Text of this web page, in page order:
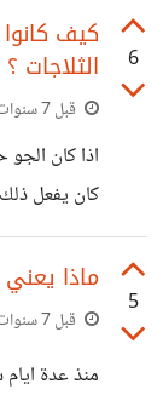
برمجة
فقط ؟ و هل
6
كيف كانوا
الثلاجات ؟
قبل 7 سنوات
اذا كان
كان يفعل
5
ماذا
قبل 7 سنوات
منذ عدة